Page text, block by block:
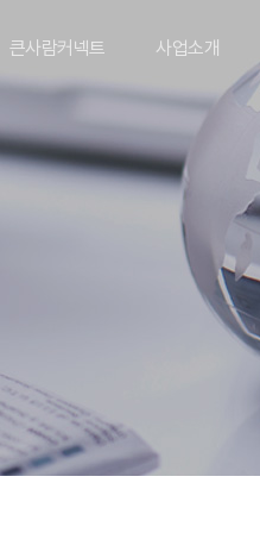
큰사람커넥트 사업소개